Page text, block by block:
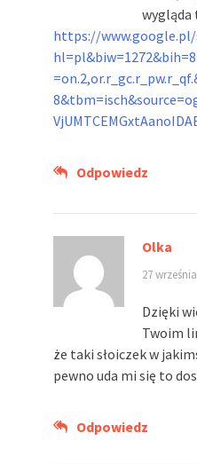
wygląda
https://www.google.pl/
Odpowiedz
Olka
27
Dzięki
Twoim
że taki słoiczek w
pewno uda mi się to
Odpowiedz